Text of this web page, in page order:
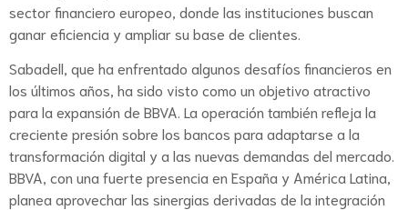
sector financiero europeo, donde las instituciones buscan
ganar eficiencia y ampliar su base de clientes.
Sabadell, que ha enfrentado algunos desafíos financieros en
los últimos años, ha sido visto como un objetivo atractivo
para la expansión de BBVA. La operación también refleja la
creciente presión sobre los bancos para adaptarse a la
transformación digital y a las nuevas demandas del mercado.
BBVA, con una fuerte presencia en España y América Latina,
planea aprovechar las sinergias derivadas de la integración